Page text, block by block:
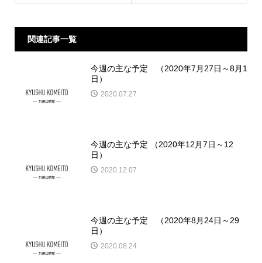
関連記事一覧
今週の主な予定 （2020年7月27日～8月1
日）
2020.07.27
今週の主な予定 （2020年12月7日～12
日）
2020.12.07
今週の主な予定 （2020年8月24日～29
日）
2020.08.24